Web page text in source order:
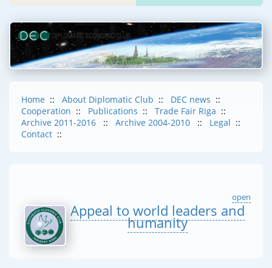
Home :: About Diplomatic Club :: DEC news ::
Cooperation :: Publications :: Trade Fair Riga ::
Archive 2011-2016
:: Archive 2004-2010 :: Legal ::
Contact ::
open
Appeal to world leaders and
humanity